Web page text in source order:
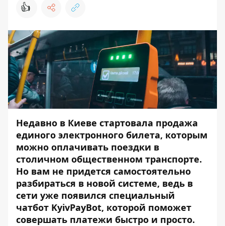
👍
Недавно в Киеве стартовала продажа
единого электронного билета, которым
можно оплачивать поездки в
столичном общественном транспорте.
Но вам не придется самостоятельно
разбираться в новой системе, ведь в
сети уже появился специальный
чатбот KyivPayBot, которой поможет
совершать платежи быстро и просто.